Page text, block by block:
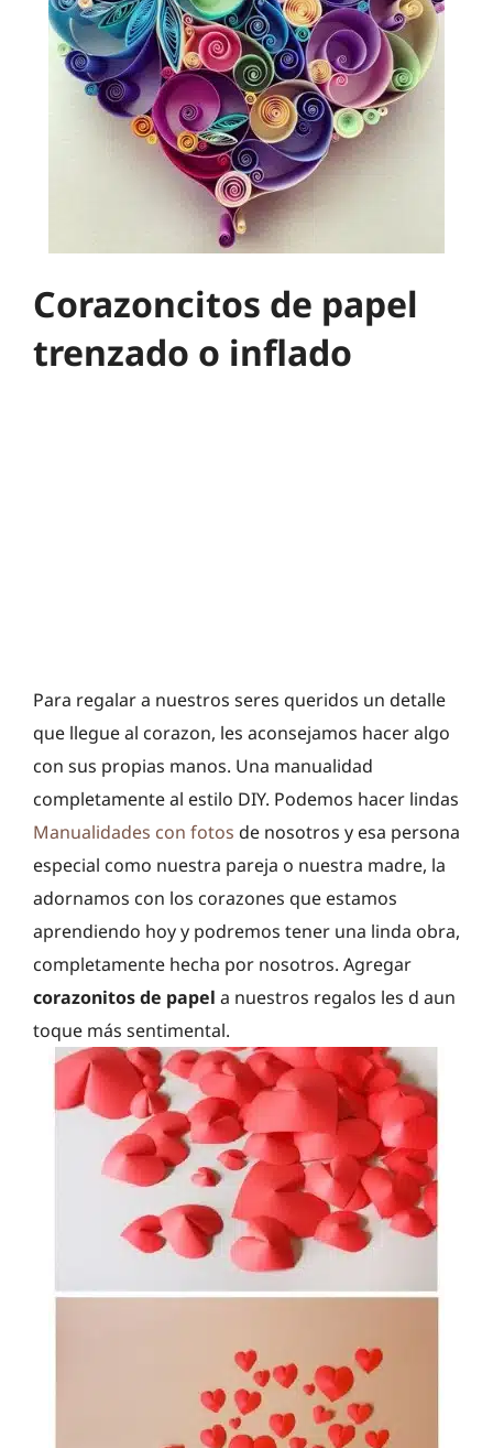
Corazoncitos de papel
trenzado o inflado
Para regalar a nuestros seres queridos un detalle
que llegue al corazon, les aconsejamos hacer algo
con sus propias manos. Una manualidad
completamente al estilo DIY. Podemos hacer lindas
Manualidades con fotos de nosotros y esa persona
especial como nuestra pareja o nuestra madre, la
adornamos con los corazones que estamos
aprendiendo hoy y podremos tener una linda obra,
completamente hecha por nosotros. Agregar
corazonitos de papel a nuestros regalos les d aun
toque más sentimental.